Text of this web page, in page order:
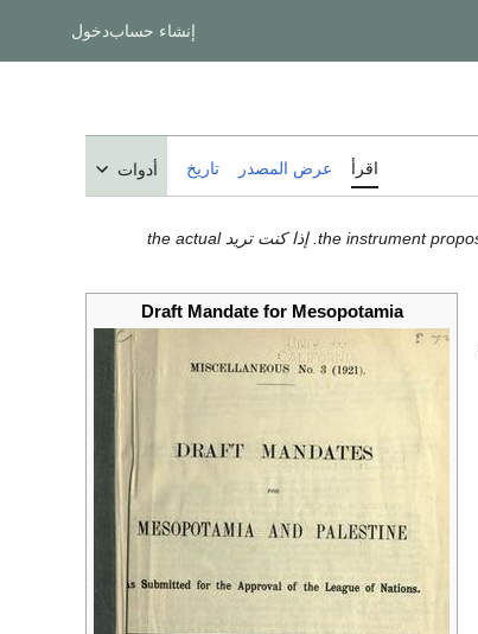
إنشاء حسابدخول
اقرأ عرض المصدر تاريخ أدوات
هذا المقال هو عن the instrument proposed by the League of Nations to grant Britain a mandate over Mesopotamia (Iraq). إذا كنت تريد the actual
Draft Mandate for Mesopotamia